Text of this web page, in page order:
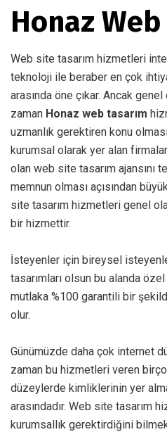
Honaz Web
Web site tasarım hizmetleri
teknoloji ile beraber en çok
arasında öne çıkar. Ancak
zaman Honaz web tasarım
uzmanlık gerektiren konu
kurumsal olarak yer alan
olan web site tasarım ajansını
memnun olması açısından
site tasarım hizmetleri genel
bir hizmettir.
İsteyenler için bireysel
tasarımları olsun bu alanda
mutlaka %100 garantili bir
olur.
Günümüzde daha çok internet
zaman bu hizmetleri veren
düzeylerde kimliklerinin yer
arasındadır. Web site tasarım
kurumsallık gerektirdiğini